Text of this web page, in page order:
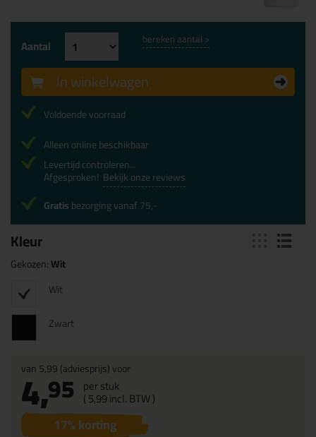
Kleur
Gekozen:Wit
Wit
Zwart
van5,99(adviesprijs) voor
4,95 per stuk
(5,99incl. BTW )
17% korting
Aantal bereken aantal >
In winkelwagen
Voldoende voorraad
Alleen online beschikbaar
Levertijd controleren...
Afgesproken! Bekijk onze reviews
Gratisbezorging vanaf 75,-